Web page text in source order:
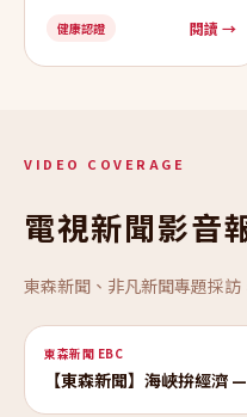
健康認證 閱讀 →
VIDEO COVERAGE
電視新聞影音
東森新聞、非凡新聞專題採
📺 東森新聞
東森新聞 EBC
【東森新聞】海峽拚經濟